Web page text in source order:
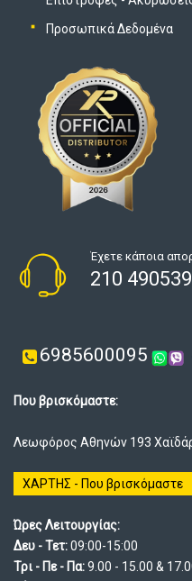
Προσωπικά Δεδομένα
Έχετε κάποια
210
6985600095
Που βρισκόμαστε:
Λεωφόρος Αθηνών 193
ΧΑΡΤΗΣ - Που βρισκόμαστε
Ώρες Λειτουργίας:
Δευ - Τετ:09:00-15:00
Τρι - Πε - Πα:9.00 - 15.00 &